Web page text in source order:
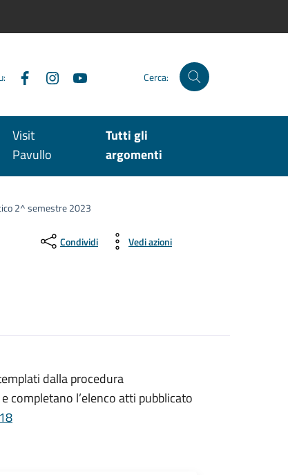
FacebookInstagram Cerca:
Visit
Pavullo
Tutti gli
argomenti
2^ semestre 2023
Condividi Vedi azioni
dalla procedura
completano l’elenco atti pubblicato